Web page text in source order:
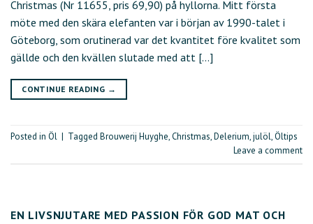
Christmas (Nr 11655, pris 69,90) på hyllorna. Mitt första
möte med den skära elefanten var i början av 1990-talet i
Göteborg, som orutinerad var det kvantitet före kvalitet som
gällde och den kvällen slutade med att […]
CONTINUE READING →
Posted in Öl | Tagged Brouwerij Huyghe,Christmas,Delerium,julöl,Öltips
Leave a comment
EN LIVSNJUTARE MED PASSION FÖR GOD MAT OCH